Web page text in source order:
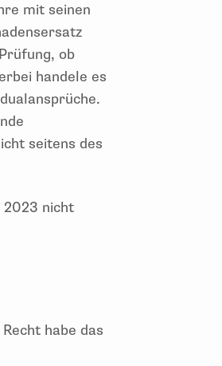
mit seinen
ob
handele es
seitens des
2023 nicht
habe das